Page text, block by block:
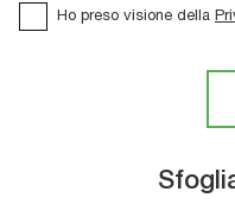
Ho preso visione della